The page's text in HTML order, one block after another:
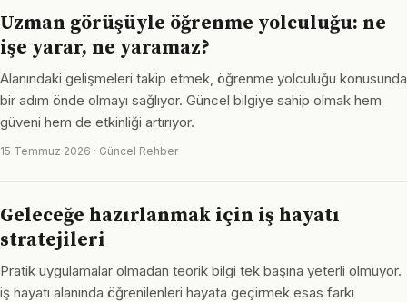
Uzman görüşüyle öğrenme yolculuğu: ne
işe yarar, ne yaramaz?
Alanındaki gelişmeleri takip etmek, öğrenme yolculuğu konusunda
bir adım önde olmayı sağlıyor. Güncel bilgiye sahip olmak hem
güveni hem de etkinliği artırıyor.
15 Temmuz 2026 · Güncel Rehber
Geleceğe hazırlanmak için iş hayatı
stratejileri
Pratik uygulamalar olmadan teorik bilgi tek başına yeterli olmuyor.
iş hayatı alanında öğrenilenleri hayata geçirmek esas farkı